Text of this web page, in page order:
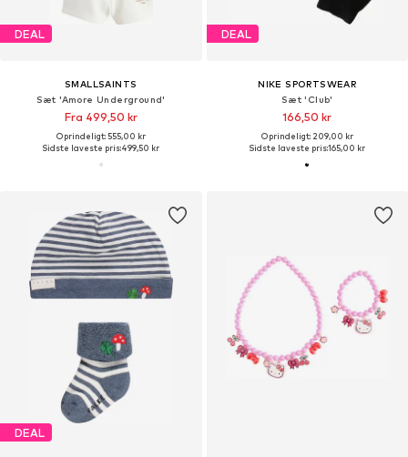
DEAL
SMALLSAINTS
Sæt 'Amore Underground'
Fra 499,50 kr
Oprindeligt: 555,00 kr
Sidste laveste pris:499,50 kr
DEAL
NIKE SPORTSWEAR
Sæt 'Club'
166,50 kr
Oprindeligt: 209,00 kr
Sidste laveste pris:165,00 kr
DEAL